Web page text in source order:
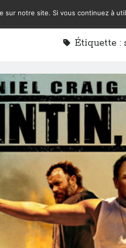
Étiquette :
notre site. Si vous continuez à